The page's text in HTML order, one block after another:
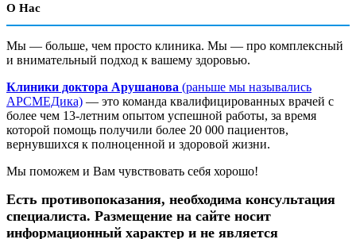
О Нас
Мы — больше, чем просто клиника. Мы — про комплексный
и внимательный подход к вашему здоровью.
Клиники доктора Арушанова (раньше мы назывались
АРСМЕДика) — это команда квалифицированных врачей с
более чем 13-летним опытом успешной работы, за время
которой помощь получили более 20 000 пациентов,
вернувшихся к полноценной и здоровой жизни.
Мы поможем и Вам чувствовать себя хорошо!
Есть противопоказания, необходима консультация
специалиста. Размещение на сайте носит
информационный характер и не является